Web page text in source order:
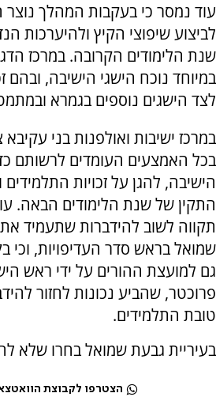
עוד נמסר כי בעקבות המהלך נוצר
לביצוע שיפוצי הקיץ
שנת הלימודים הקרובה. במרכז
לצד הישגים נוספים בגמרא
במרכז ישיבות ואולפנות בני עקיבא
בכל האמצעים העומדים לרשותם
הישיבה, להגן על זכויות
התקין של שנת הלימודים הבאה.
תקווה לשוב להידברות שתעמיד
שמואל בראש סדר העדיפויות, וכי
גם למועצת ההורים על ידי ראש
פרוכטר, שהביע נכונות לחזור
טובת התלמידים.
בעיריית גבעת שמואל בחרו שלא
הצטרפו לקבוצת